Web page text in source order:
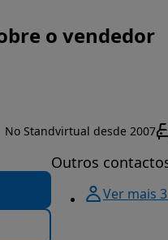
o vendedor
No Standvirtual desde 2007
Outros
Ver mais